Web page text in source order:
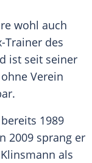
wohl auch
Trainer des
ist seit seiner
Verein
bereits 1989
2009 sprang er
als